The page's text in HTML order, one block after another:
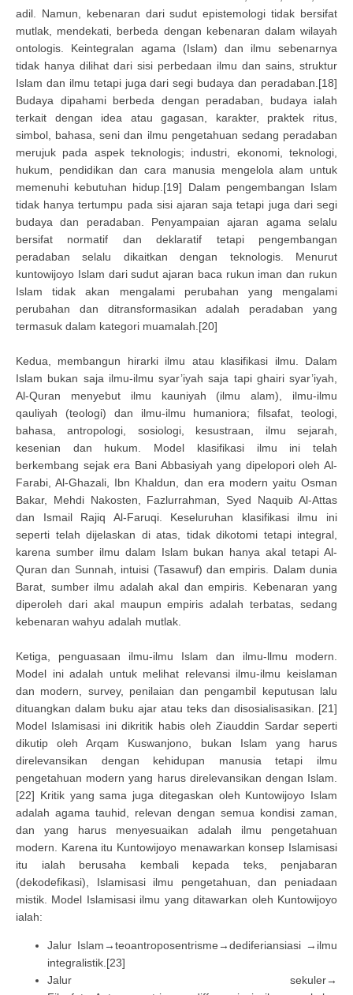
adil. Namun, kebenaran dari sudut epistemologi tidak bersifat
mutlak, mendekati, berbeda dengan kebenaran dalam wilayah
ontologis. Keintegralan agama (Islam) dan ilmu sebenarnya
tidak hanya dilihat dari sisi perbedaan ilmu dan sains, struktur
Islam dan ilmu tetapi juga dari segi budaya dan peradaban.[18]
Budaya dipahami berbeda dengan peradaban, budaya ialah
terkait dengan idea atau gagasan, karakter, praktek ritus,
simbol, bahasa, seni dan ilmu pengetahuan sedang peradaban
merujuk pada aspek teknologis; industri, ekonomi, teknologi,
hukum, pendidikan dan cara manusia mengelola alam untuk
memenuhi kebutuhan hidup.[19] Dalam pengembangan Islam
tidak hanya tertumpu pada sisi ajaran saja tetapi juga dari segi
budaya dan peradaban. Penyampaian ajaran agama selalu
bersifat normatif dan deklaratif tetapi pengembangan
peradaban selalu dikaitkan dengan teknologis. Menurut
kuntowijoyo Islam dari sudut ajaran baca rukun iman dan rukun
Islam tidak akan mengalami perubahan yang mengalami
perubahan dan ditransformasikan adalah peradaban yang
termasuk dalam kategori muamalah.[20]
Kedua, membangun hirarki ilmu atau klasifikasi ilmu. Dalam
Islam bukan saja ilmu-ilmu syar’iyah saja tapi ghairi syar’iyah,
Al-Quran menyebut ilmu kauniyah (ilmu alam), ilmu-ilmu
qauliyah (teologi) dan ilmu-ilmu humaniora; filsafat, teologi,
bahasa, antropologi, sosiologi, kesustraan, ilmu sejarah,
kesenian dan hukum. Model klasifikasi ilmu ini telah
berkembang sejak era Bani Abbasiyah yang dipelopori oleh Al-
Farabi, Al-Ghazali, Ibn Khaldun, dan era modern yaitu Osman
Bakar, Mehdi Nakosten, Fazlurrahman, Syed Naquib Al-Attas
dan Ismail Rajiq Al-Faruqi. Keseluruhan klasifikasi ilmu ini
seperti telah dijelaskan di atas, tidak dikotomi tetapi integral,
karena sumber ilmu dalam Islam bukan hanya akal tetapi Al-
Quran dan Sunnah, intuisi (Tasawuf) dan empiris. Dalam dunia
Barat, sumber ilmu adalah akal dan empiris. Kebenaran yang
diperoleh dari akal maupun empiris adalah terbatas, sedang
kebenaran wahyu adalah mutlak.
Ketiga, penguasaan ilmu-ilmu Islam dan ilmu-llmu modern.
Model ini adalah untuk melihat relevansi ilmu-ilmu keislaman
dan modern, survey, penilaian dan pengambil keputusan lalu
dituangkan dalam buku ajar atau teks dan disosialisasikan. [21]
Model Islamisasi ini dikritik habis oleh Ziauddin Sardar seperti
dikutip oleh Arqam Kuswanjono, bukan Islam yang harus
direlevansikan dengan kehidupan manusia tetapi ilmu
pengetahuan modern yang harus direlevansikan dengan Islam.
[22] Kritik yang sama juga ditegaskan oleh Kuntowijoyo Islam
adalah agama tauhid, relevan dengan semua kondisi zaman,
dan yang harus menyesuaikan adalah ilmu pengetahuan
modern. Karena itu Kuntowijoyo menawarkan konsep Islamisasi
itu ialah berusaha kembali kepada teks, penjabaran
(dekodefikasi), Islamisasi ilmu pengetahuan, dan peniadaan
mistik. Model Islamisasi ilmu yang ditawarkan oleh Kuntowijoyo
ialah:
Jalur Islam→teoantroposentrisme→dediferiansiasi →ilmu
integralistik.[23]
Jalur sekuler→